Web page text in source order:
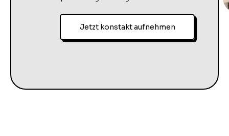
Jetzt konstakt aufnehmen